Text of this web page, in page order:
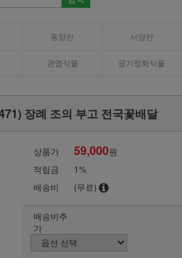
동양란 서양란
관엽식물 공기정화식물
장례 조의 부고 전국꽃배달
상품가 59,000원
적립금
1%
배송비
(무료)
배송비추
가